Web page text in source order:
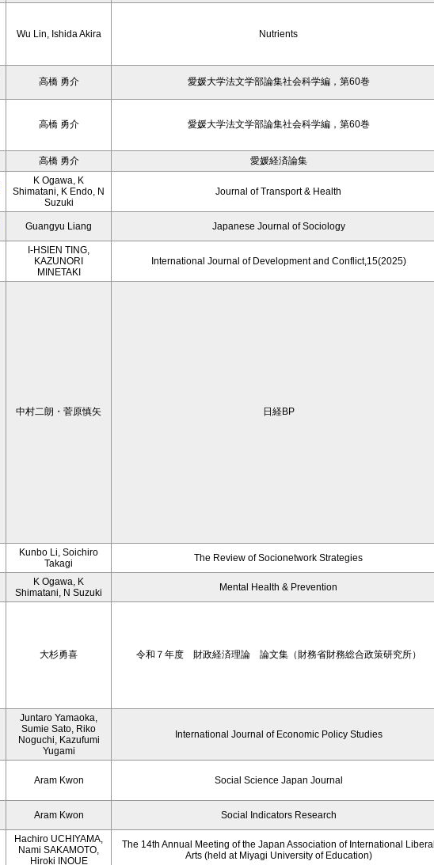
Wu Lin, Ishida Akira Nutrients
高橋 勇介 愛媛大学法文学部論集社会科学編，第60巻
高橋 勇介 愛媛大学法文学部論集社会科学編，第60巻
高橋 勇介 愛媛経済論集
K Ogawa, K
Shimatani, K Endo, N
Suzuki
Journal of Transport & Health
Guangyu Liang Japanese Journal of Sociology
I-HSIEN TING,
KAZUNORI
MINETAKI
International Journal of Development and Conflict,15(2025)
中村二朗・菅原慎矢 日経BP
Kunbo Li, Soichiro
Takagi
The Review of Socionetwork Strategies
K Ogawa, K
Shimatani, N Suzuki
Mental Health & Prevention
大杉勇喜 令和７年度 財政経済理論 論文集（財務省財務総合政策研究所）
Juntaro Yamaoka,
Sumie Sato, Riko
Noguchi, Kazufumi
Yugami
International Journal of Economic Policy Studies
Aram Kwon Social Science Japan Journal
Aram Kwon Social Indicators Research
Hachiro UCHIYAMA,
Nami SAKAMOTO,
Hiroki INOUE
The 14th Annual Meeting of the Japan Association of International Liberal
Arts (held at Miyagi University of Education)